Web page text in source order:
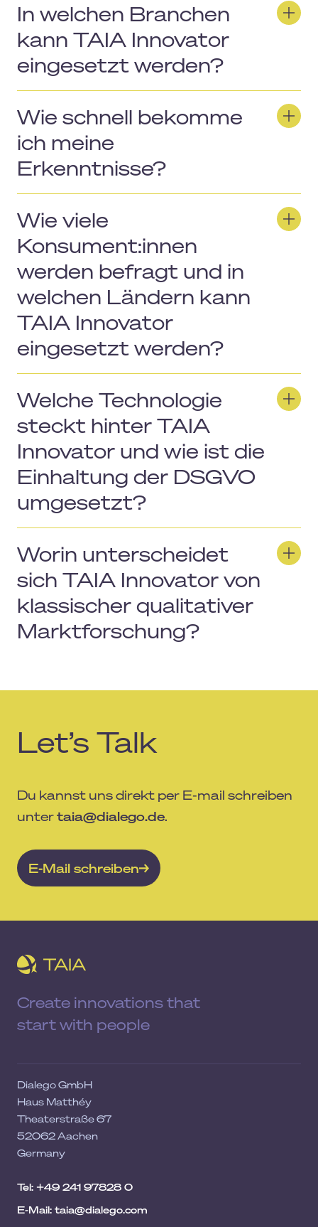
In welchen Branchen
kann TAIA Innovator
eingesetzt werden?
Wie schnell bekomme
ich meine
Erkenntnisse?
Wie viele
Konsument:innen
werden befragt und in
welchen Ländern kann
TAIA Innovator
eingesetzt werden?
Welche Technologie
steckt hinter TAIA
Innovator und wie ist die
Einhaltung der DSGVO
umgesetzt?
Worin unterscheidet
sich TAIA Innovator von
klassischer qualitativer
Marktforschung?
Let’s Talk
Du kannst uns direkt per E-mail schreiben
untertaia@dialego.de.
E-Mail schreiben
Create innovations that
start with people
Dialego GmbH
Haus Matthéy
Theaterstraße 67
52062 Aachen
Germany
Tel: +49 241 97828 0
E-Mail: taia@dialego.com